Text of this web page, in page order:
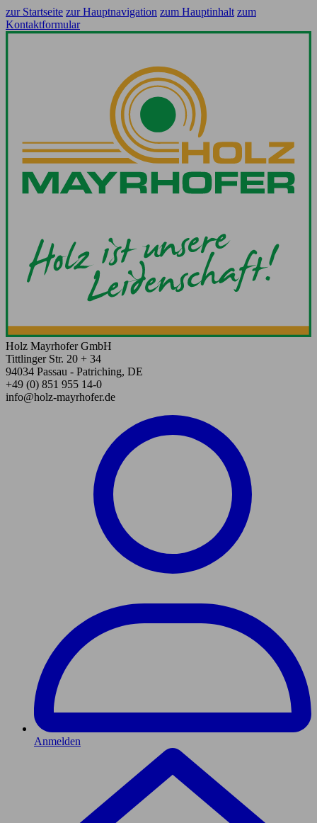
zur Startseite zur Hauptnavigation zum Hauptinhalt zum
Kontaktformular
Holz Mayrhofer GmbH
Tittlinger Str. 20 + 34
94034 Passau - Patriching, DE
+49 (0) 851 955 14-0
info@holz-mayrhofer.de
Anmelden